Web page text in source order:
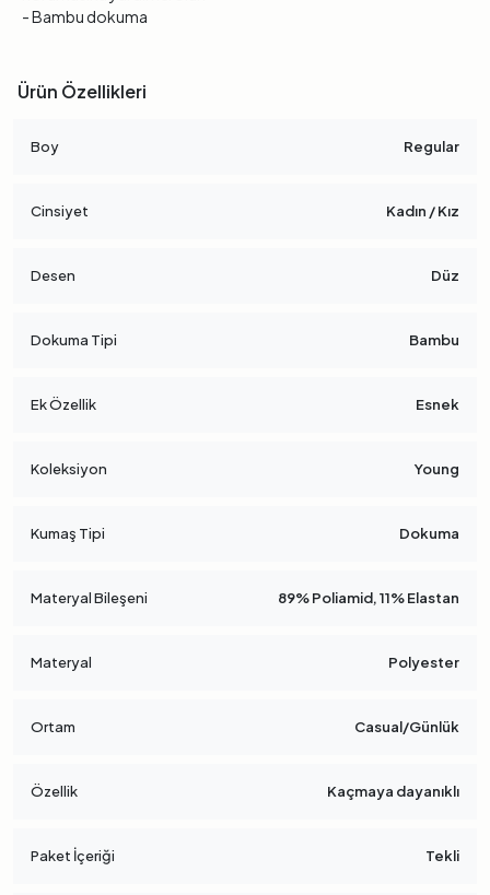
- Bambu dokuma
Ürün Özellikleri
Boy Regular
Cinsiyet Kadın / Kız
Desen Düz
Dokuma Tipi Bambu
Ek Özellik Esnek
Koleksiyon Young
Kumaş Tipi Dokuma
Materyal Bileşeni 89% Poliamid, 11% Elastan
Materyal Polyester
Ortam Casual/Günlük
Özellik Kaçmaya dayanıklı
Paket İçeriği Tekli